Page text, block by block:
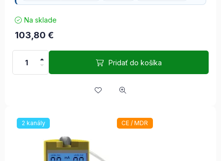
Na sklade
103,80 €
Pridať do košíka
2 kanály CE / MDR